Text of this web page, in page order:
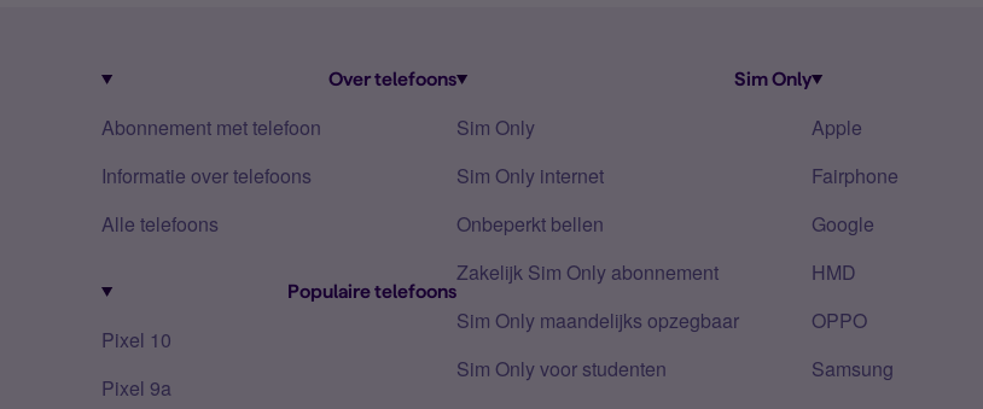
Over telefoons
Abonnement met telefoon
Informatie over telefoons
Alle telefoons
Populaire telefoons
Pixel 10
Pixel 9a
Sim Only
Sim Only
Sim Only internet
Onbeperkt bellen
Zakelijk Sim Only abonnement
Sim Only maandelijks opzegbaar
Sim Only voor studenten
Apple
Fairphone
Google
HMD
OPPO
Samsung